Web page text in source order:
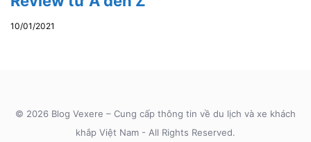
10/01/2021
© 2026 Blog Vexere – Cung cấp thông tin về du lịch và xe khách
khắp Việt Nam - All Rights Reserved.